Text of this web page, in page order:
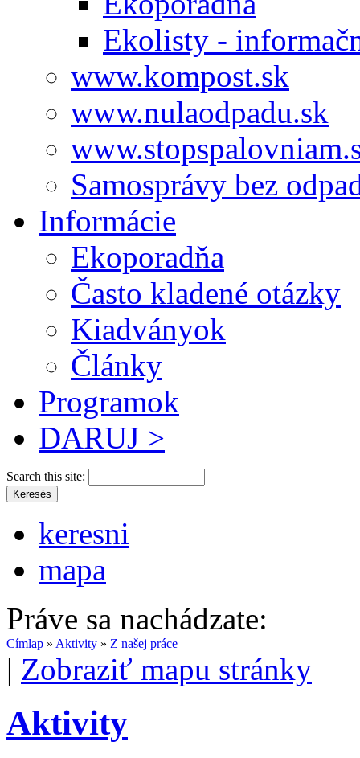
Ekolisty -
www.kompost.sk
www.nulaodpadu.sk
Samosprávy bez
Informácie
Ekoporadňa
Často kladené otázky
Kiadványok
Články
Programok
DARUJ >
Search this site:
keresni
mapa
Práve sa nachádzate:
Címlap » Aktivity » Z našej práce
| Zobraziť mapu stránky
Aktivity